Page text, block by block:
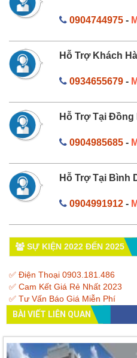
0904744975-
Hỗ Trợ Khách
0934655679-
Hỗ Trợ Tại Đồng
0904985685-
Hỗ Trợ Tại Bình
0904991912-
SỰ KIỆN 2022 ĐẾN 2025
✅ Điện Thoại 0903.181.486
✅ Cam Kết Giá Rẻ Nhất 2023
✅ Tư Vấn Báo Giá Miễn Phí
BÀI VIẾT LIÊN QUAN